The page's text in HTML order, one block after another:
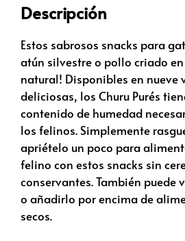
Descripción
Estos sabrosos snacks para
atún silvestre o pollo criado
natural! Disponibles en nueve
deliciosas, los Churu Purés
contenido de humedad
los felinos. Simplemente
apriételo un poco para
felino con estos snacks sin
conservantes. También puede
o añadirlo por encima de
secos.